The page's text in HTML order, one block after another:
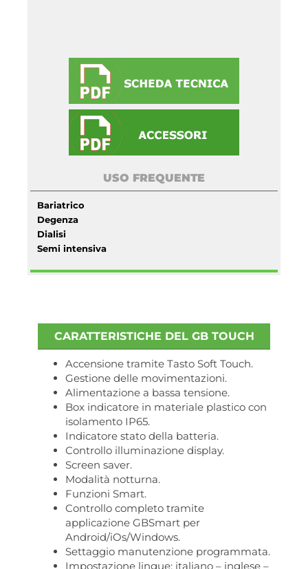
USO FREQUENTE
Bariatrico
Degenza
Dialisi
Semi intensiva
CARATTERISTICHE DEL GB TOUCH
Accensione tramite Tasto Soft Touch.
Gestione delle movimentazioni.
Alimentazione a bassa tensione.
Box indicatore in materiale plastico con
isolamento IP65.
Indicatore stato della batteria.
Controllo illuminazione display.
Screen saver.
Modalità notturna.
Funzioni Smart.
Controllo completo tramite
applicazione GBSmart per
Android/iOs/Windows.
Settaggio manutenzione programmata.
Impostazione lingue: italiano – inglese –